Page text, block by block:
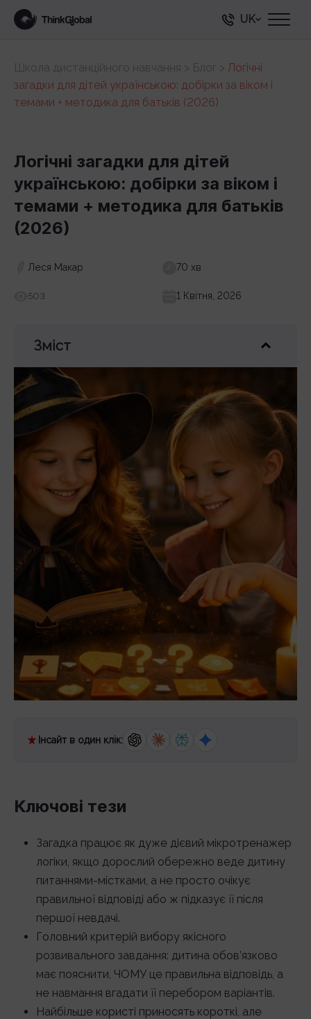
UK
Школа дистанційного навчання > Блог > Логічні
загадки для дітей українською: добірки за віком і
темами + методика для батьків (2026)
Логічні загадки для дітей
українською: добірки за віком і
темами + методика для батьків
(2026)
Леся Макар 70 хв
503 1 Квітня, 2026
Інсайт в один клік:
Ключові тези
Загадка працює як дуже дієвий мікротренажер
логіки, якщо дорослий обережно веде дитину
питаннями-містками, а не просто очікує
правильної відповіді або ж підказує її після
першої невдачі.
Головний критерій вибору якісного
розвивального завдання: дитина обов’язково
має пояснити, ЧОМУ це правильна відповідь, а
не навмання вгадати її перебором варіантів.
Найбільше користі приносять короткі, але
Зміст